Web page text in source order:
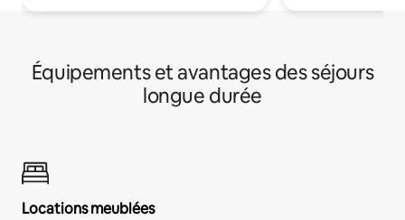
Équipements et avantages des séjours
longue durée
Locations meublées